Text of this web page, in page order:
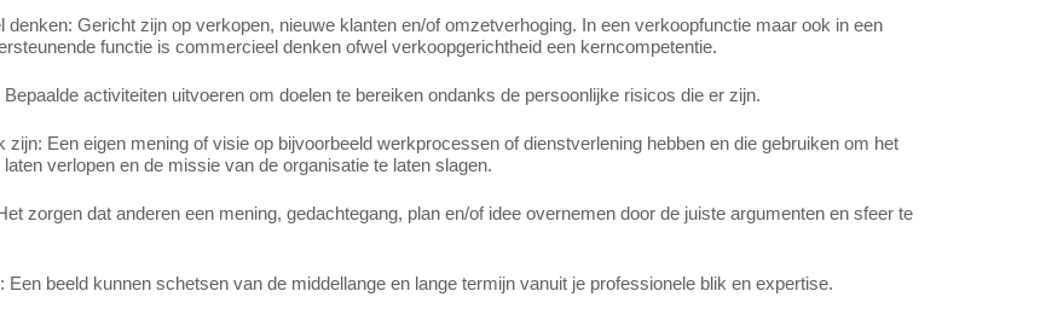
denken: Gericht zijn op verkopen, nieuwe klanten en/of omzetverhoging. In een verkoopfunctie maar ook in een
functie is commercieel denken ofwel verkoopgerichtheid een kerncompetentie.
Bepaalde activiteiten uitvoeren om doelen te bereiken ondanks de persoonlijke risicos die er zijn.
zijn: Een eigen mening of visie op bijvoorbeeld werkprocessen of dienstverlening hebben en die gebruiken om het
verlopen en de missie van de organisatie te laten slagen.
zorgen dat anderen een mening, gedachtegang, plan en/of idee overnemen door de juiste argumenten en sfeer te
Een beeld kunnen schetsen van de middellange en lange termijn vanuit je professionele blik en expertise.